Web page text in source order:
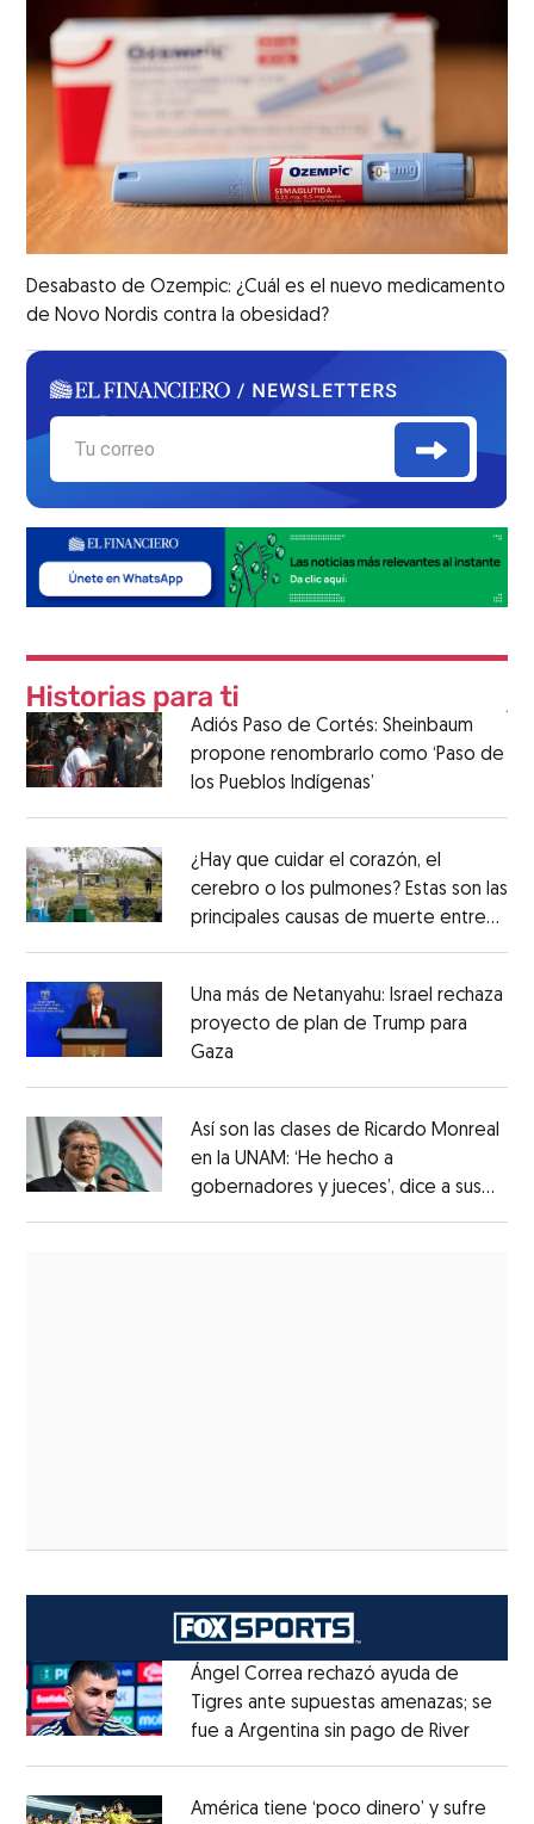
Desabasto de Ozempic: ¿Cuál es el nuevo medicamento
de Novo Nordis contra la obesidad?
Adiós Paso de Cortés: Sheinbaum
propone renombrarlo como ‘Paso de
los Pueblos Indígenas’
¿Hay que cuidar el corazón, el
cerebro o los pulmones? Estas son las
principales causas de muerte entre
Una más de Netanyahu: Israel rechaza
proyecto de plan de Trump para
Gaza
Así son las clases de Ricardo Monreal
en la UNAM: ‘He hecho a
gobernadores y jueces’, dice a sus
Ángel Correa rechazó ayuda de
Tigres ante supuestas amenazas; se
fue a Argentina sin pago de RiverOpens
América tiene ‘poco dinero’ y sufre